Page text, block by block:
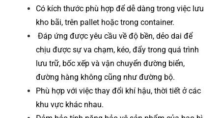
Có kích thước phù hợp để dễ dàng trong việc lưu
kho bãi, trên pallet hoặc trong container.
Đáp ứng được yêu cầu về độ bền, dẻo dai để
chịu được sự va chạm, kéo, đẩy trong quá trình
lưu trữ, bốc xếp và vận chuyển đường biển,
đường hàng không cũng như đường bộ.
Phù hợp với việc thay đổi khí hậu, thời tiết ở các
khu vực khác nhau.